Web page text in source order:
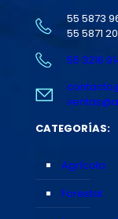
55 5873
55 5871
55 3216
CATEGORÍAS:
Agrícola
Forestal